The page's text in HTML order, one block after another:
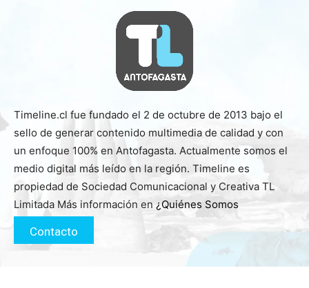
Timeline.cl fue fundado el 2 de octubre de 2013 bajo el
sello de generar contenido multimedia de calidad y con
un enfoque 100% en Antofagasta. Actualmente somos el
medio digital más leído en la región. Timeline es
propiedad de Sociedad Comunicacional y Creativa TL
Limitada Más información en ¿Quiénes Somos
Contacto